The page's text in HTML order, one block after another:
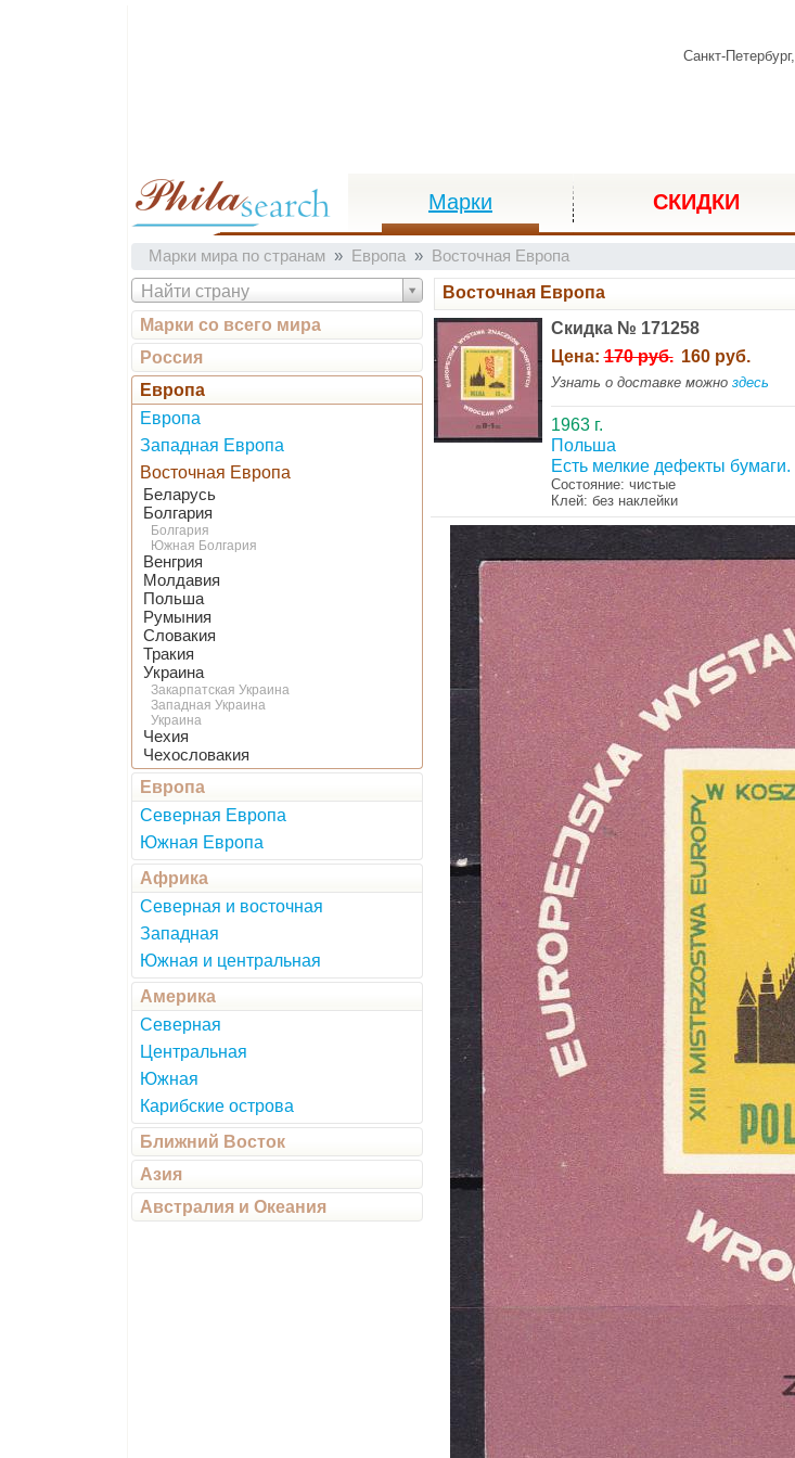
Санкт-Петербург,
Марки СКИДКИ
Марки мира по странам Европа Восточная Европа
Найти страну
Марки со всего мира
Россия
Европа
Европа
Западная Европа
Восточная Европа
Беларусь
Болгария
Болгария
Южная Болгария
Венгрия
Молдавия
Польша
Румыния
Словакия
Тракия
Украина
Закарпатская Украина
Западная Украина
Украина
Чехия
Чехословакия
Европа
Северная Европа
Южная Европа
Африка
Северная и восточная
Западная
Южная и центральная
Америка
Северная
Центральная
Южная
Карибские острова
Ближний Восток
Азия
Австралия и Океания
Восточная Европа
Скидка № 171258
Цена:170 руб. 160 руб.
Узнать о доставке можно здесь
1963 г.
Польша
Есть мелкие дефекты бумаги.
Состояние: чистые
Клей: без наклейки